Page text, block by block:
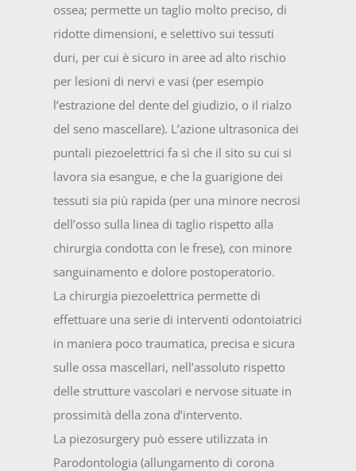
ossea; permette un taglio molto preciso, di
ridotte dimensioni, e selettivo sui tessuti
duri, per cui è sicuro in aree ad alto rischio
per lesioni di nervi e vasi (per esempio
l’estrazione del dente del giudizio, o il rialzo
del seno mascellare). L’azione ultrasonica dei
puntali piezoelettrici fa sì che il sito su cui si
lavora sia esangue, e che la guarigione dei
tessuti sia più rapida (per una minore necrosi
dell’osso sulla linea di taglio rispetto alla
chirurgia condotta con le frese), con minore
sanguinamento e dolore postoperatorio.
La chirurgia piezoelettrica permette di
effettuare una serie di interventi odontoiatrici
in maniera poco traumatica, precisa e sicura
sulle ossa mascellari, nell’assoluto rispetto
delle strutture vascolari e nervose situate in
prossimità della zona d’intervento.
La piezosurgery può essere utilizzata in
Parodontologia (allungamento di corona